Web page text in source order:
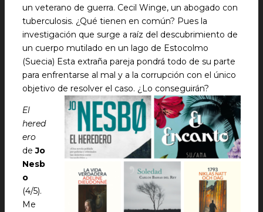
un veterano de guerra. Cecil Winge, un abogado con
tuberculosis. ¿Qué tienen en común? Pues la
investigación que surge a raíz del descubrimiento de
un cuerpo mutilado en un lago de Estocolmo
(Suecia) Esta extraña pareja pondrá todo de su parte
para enfrentarse al mal y a la corrupción con el único
objetivo de resolver el caso. ¿Lo conseguirán?
El
hered
ero
deJo
Nesb
o
(4/5).
Me